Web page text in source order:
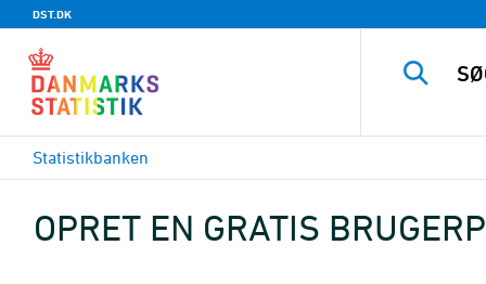
DST.DK
Statistikbanken
OPRET EN GRATIS